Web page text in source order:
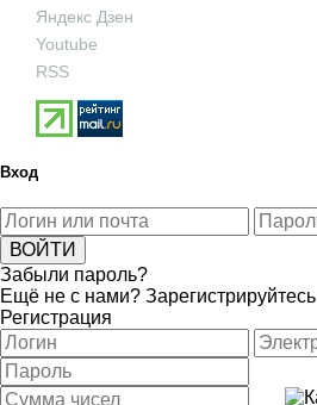
Яндекс Дзен
Youtube
RSS
Вход
Забыли пароль?
Ещё не с нами? Зарегистрируйтесь
Регистрация